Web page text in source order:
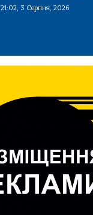
21:02, 3 Серпня, 2026